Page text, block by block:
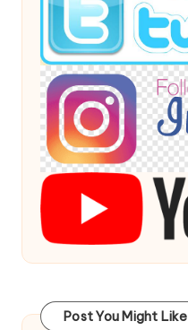
Post You Might Like